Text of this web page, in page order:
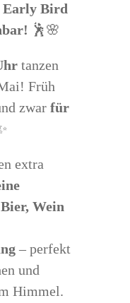
Early Bird
🕺🌸
tanzen
Früh
zwar für
extra
Bier, Wein
– perfekt
und
Himmel.